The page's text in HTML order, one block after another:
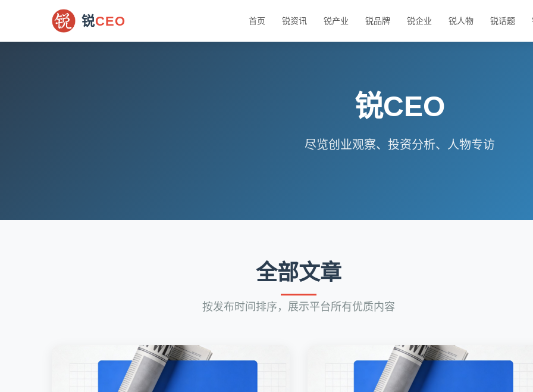
锐CEO 首页 锐资讯 锐产业 锐品牌 锐企业 锐人物 锐话题
锐CEO
尽览创业观察、投资分析、人物专访
全部文章
按发布时间排序，展示平台所有优质内容